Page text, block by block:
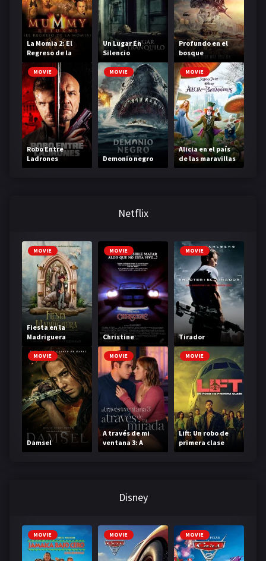
La Momia 2: El
Regreso de la
Momia
Un Lugar En
Silencio
Profundo en el
bosque
MOVIE
Robo Entre
Ladrones
MOVIE
Demonio negro
MOVIE
Alicia en el país
de las maravillas
Netflix
MOVIE
Fiesta en la
Madriguera
MOVIE
Christine
MOVIE
Tirador
MOVIE
Damsel
MOVIE
A través de mi
ventana 3: A
través de tu
MOVIE
Lift: Un robo de
primera clase
Disney
MOVIE MOVIE MOVIE